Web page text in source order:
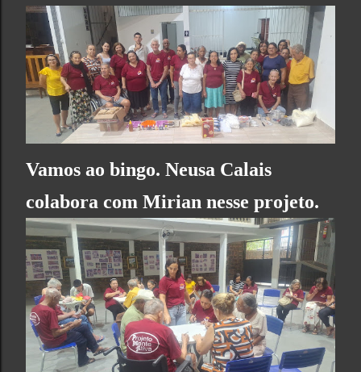
Vamos ao bingo. Neusa Calais
colabora com Mirian nesse projeto.